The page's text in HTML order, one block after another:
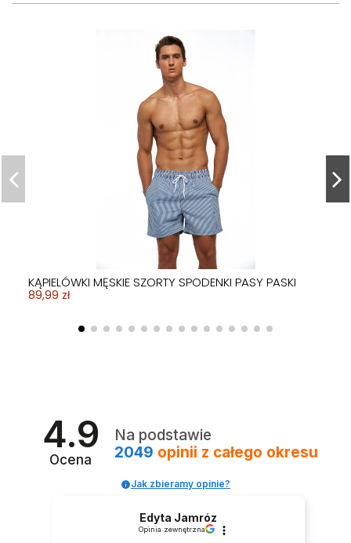
KĄPIELÓWKI MĘSKIE SZORTY SPODENKI PASY PASKI
89,99 zł
4.9
Ocena
Na podstawie
2049 opinii z całego okresu
Jak zbieramy opinie?
Edyta Jamróz
Opinia zewnętrzna